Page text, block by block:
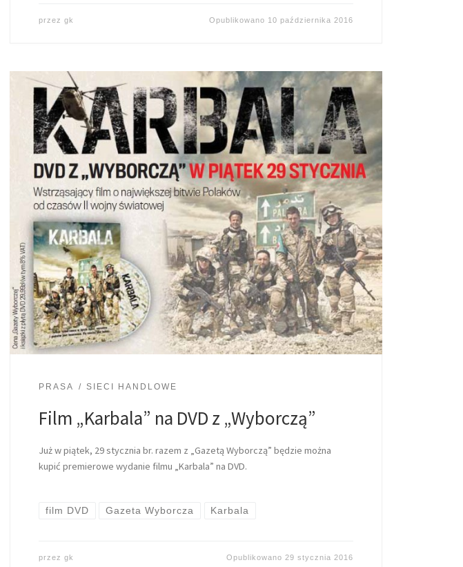
przez gk Opublikowano 10 października 2016
PRASA SIECI HANDLOWE
Film „Karbala” na DVD z „Wyborczą”
Już w piątek, 29 stycznia br. razem z „Gazetą Wyborczą” będzie można
kupić premierowe wydanie filmu „Karbala” na DVD.
film DVD Gazeta Wyborcza Karbala
przez gk Opublikowano 29 stycznia 2016